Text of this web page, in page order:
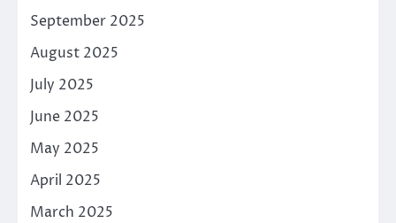
September 2025
August 2025
July 2025
June 2025
May 2025
April 2025
March 2025